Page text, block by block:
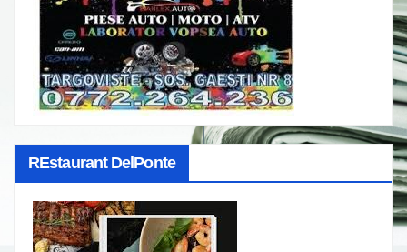
REstaurant DelPonte